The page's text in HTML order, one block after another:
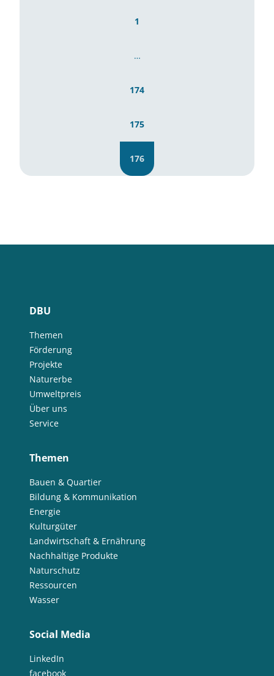
1
…
174
175
176
DBU
Themen
Förderung
Projekte
Naturerbe
Umweltpreis
Über uns
Service
Themen
Bauen & Quartier
Bildung & Kommunikation
Energie
Kulturgüter
Landwirtschaft & Ernährung
Nachhaltige Produkte
Naturschutz
Ressourcen
Wasser
Social Media
LinkedIn
facebook